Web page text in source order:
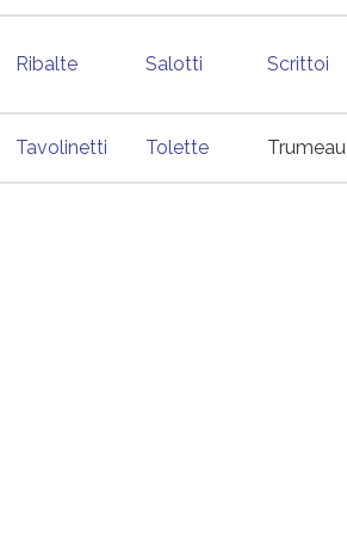
Ribalte Salotti Scrittoi
Tavolinetti Tolette Trumeau